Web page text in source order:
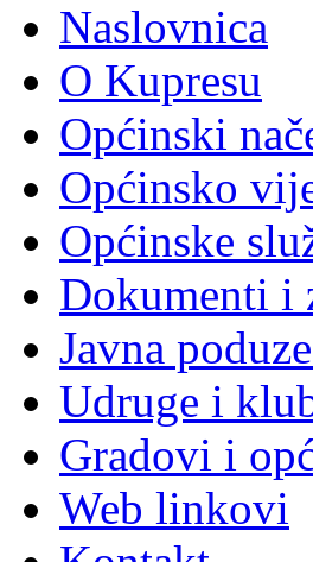
Naslovnica
O Kupresu
Općinski
Općinsko
Općinske
Dokumenti i
Javna
Udruge i
Gradovi i
Web linkovi